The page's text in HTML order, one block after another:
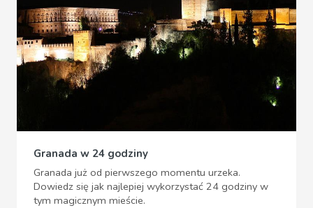
Granada w 24 godziny
Granada już od pierwszego momentu urzeka.
Dowiedz się jak najlepiej wykorzystać 24 godziny w
tym magicznym mieście.